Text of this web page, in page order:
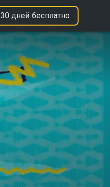
30 дней бесплатно